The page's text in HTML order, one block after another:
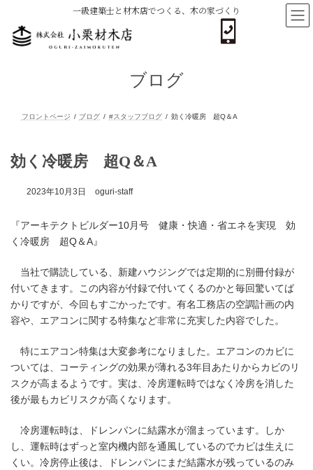
一級建築士と材木店でつくる、木の家づくり
ブログ
効く冷暖房 超Q＆A
2023年10月3日 oguri-staff
『アーキテクトビルダー10月号 健康・快適・省エネを実現 効
く冷暖房 超Q＆A』
当社で購読している、新建ハウジングでは定期的に別冊付録が
付いてきます。この内容が付録で付いてくるのかと毎回驚いてば
かりですが、今回もすごかったです。有名工務店の空調計画の内
容や、エアコンに関する特集など非常に充実した内容でした。
特にエアコン特集は大変参考になりました。エアコンのカビに
ついては、コーティングの効果が薄れる3年目あたりからカビのリ
スクが高まるようです。実は、冷房運転時ではなく冷房を消した
後が最もカビリスクが高くなります。
冷房運転時は、ドレンパンに結露水が溜まっています。しか
し、運転時はずっと室内機内部を通風しているのでカビは生えに
くい。冷房停止後は、ドレンパンにまだ結露水が残っているのみ